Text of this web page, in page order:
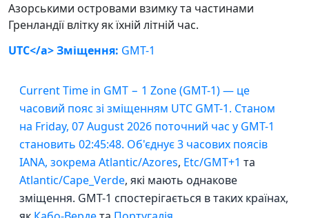
Азорськими островами взимку та частинами
Гренландії влітку як їхній літній час.
UTC</a> Зміщення: GMT-1
Current Time in GMT − 1 Zone (GMT-1) — це
часовий пояс зі зміщенням UTC GMT-1. Станом
на Friday, 07 August 2026 поточний час у GMT-1
становить 02:45:48. Об'єднує 3 часових поясів
IANA, зокрема Atlantic/Azores, Etc/GMT+1 та
Atlantic/Cape_Verde, які мають однакове
зміщення. GMT-1 спостерігається в таких країнах,